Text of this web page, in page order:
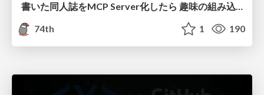
書いた同人誌をMCP Server化したら 趣味の組み込み開発が捗った話
74th
1 190